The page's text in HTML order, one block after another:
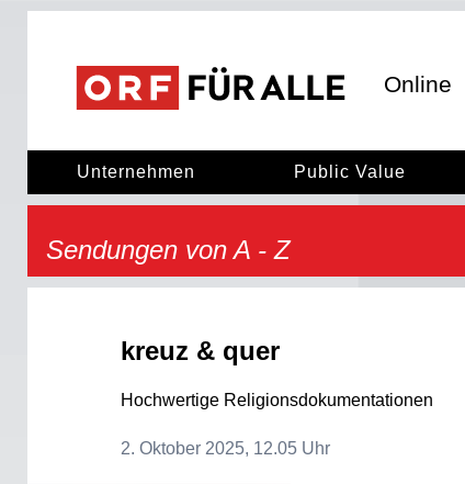
ORF für Alle
ORF für alle Online
Unternehmen Public Value
Sendungen von A - Z
kreuz & quer
Hochwertige Religionsdokumentationen
2. Oktober 2025, 12.05 Uhr